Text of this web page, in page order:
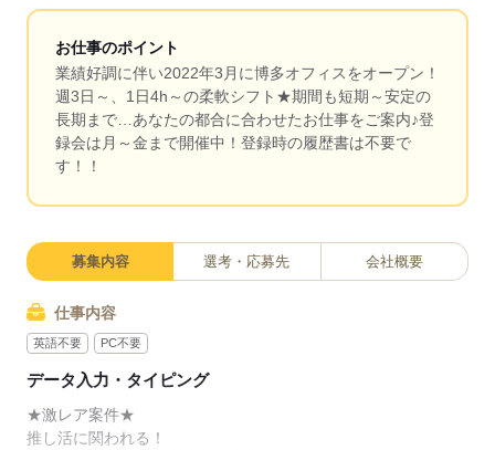
お仕事のポイント
業績好調に伴い2022年3月に博多オフィスをオープン！
週3日～、1日4h～の柔軟シフト★期間も短期～安定の
長期まで…あなたの都合に合わせたお仕事をご案内♪登
録会は月～金まで開催中！登録時の履歴書は不要で
す！！
募集内容 選考・応募先 会社概要
仕事内容
英語不要 PC不要
データ入力・タイピング
★激レア案件★
推し活に関われる！